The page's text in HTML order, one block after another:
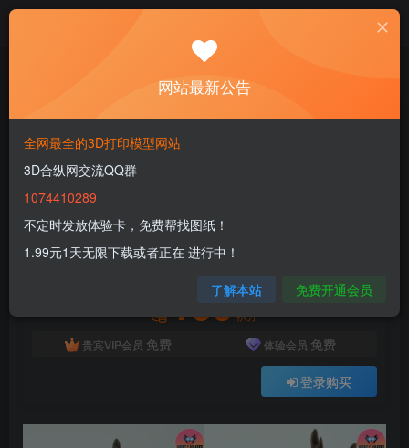
圣诞龙 MightyMakers- Flexi Christmas Dragon
3dhezong
1年前更新
圣诞龙 MightyMakers- Flexi Christmas Dragon
100积分
贵宾VIP会员 免费 体验会员 免费
登录购买
付费资源
网站最新公告
全网最全的3D打印模型网站
3D合纵网交流QQ群
1074410289
不定时发放体验卡，免费帮找图纸！
1.99元1天无限下载或者正在 进行中！
了解本站 免费开通会员